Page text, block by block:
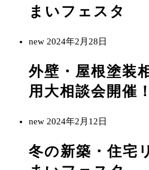
まいフェスタ
new 2024年2月28日
外壁・屋根塗装
用大相談会開催！
new 2024年2月12日
冬の新築・住宅